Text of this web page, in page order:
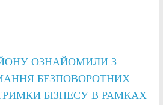
ОЗНАЙОМИЛИ З
БЕЗПОВОРОТНИХ
БІЗНЕСУ В РАМКАХ